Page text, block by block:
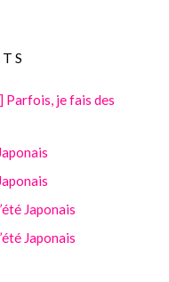
Parfois, je fais des
Japonais
Japonais